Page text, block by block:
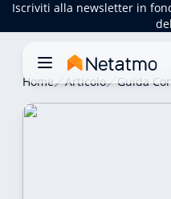
Iscriviti alla newsletter in
Home Articolo Guida